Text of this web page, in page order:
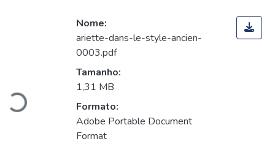
Carregando...
Nome:
ariette-dans-le-style-ancien-
0003.pdf
Tamanho:
1,31 MB
Formato:
Adobe Portable Document
Format